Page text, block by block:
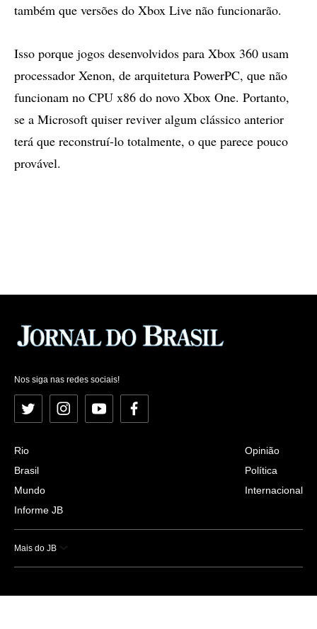
também que versões do Xbox Live não funcionarão.
Isso porque jogos desenvolvidos para Xbox 360 usam
processador Xenon, de arquitetura PowerPC, que não
funcionam no CPU x86 do novo Xbox One. Portanto,
se a Microsoft quiser reviver algum clássico anterior
terá que reconstruí-lo totalmente, o que parece pouco
provável.
Nos siga nas redes sociais!
Twitter InstagramYouTubeFacebook
Rio
Brasil
Mundo
Informe JB
Opinião
Política
Internacional
Mais do JB
Esportes